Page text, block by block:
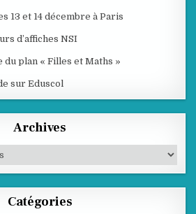
13 et 14 décembre à Paris
d’affiches NSI
du plan « Filles et Maths »
sur Eduscol
Archives
Catégories